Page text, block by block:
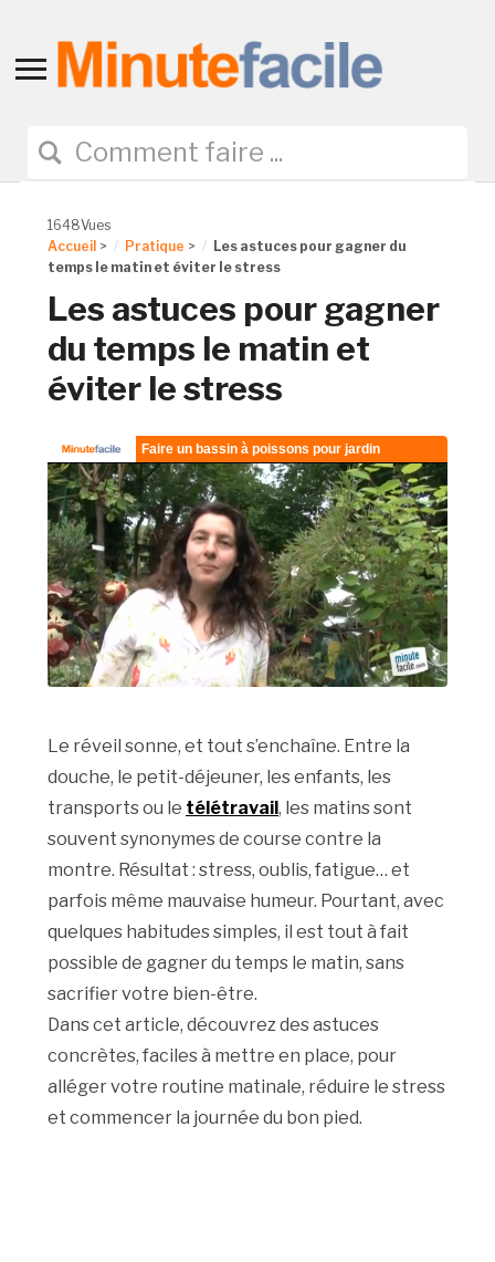
Toggle
navigation
1648Vues
Accueil > Pratique >
Les astuces pour gagner du
temps le matin et éviter le stress
Les astuces pour gagner
du temps le matin et
éviter le stress
Le réveil sonne, et tout s’enchaîne. Entre la
douche, le petit-déjeuner, les enfants, les
transports ou le télétravail, les matins sont
souvent synonymes de course contre la
montre. Résultat : stress, oublis, fatigue… et
parfois même mauvaise humeur. Pourtant, avec
quelques habitudes simples, il est tout à fait
possible de gagner du temps le matin, sans
sacrifier votre bien-être.
Dans cet article, découvrez des astuces
concrètes, faciles à mettre en place, pour
alléger votre routine matinale, réduire le stress
et commencer la journée du bon pied.